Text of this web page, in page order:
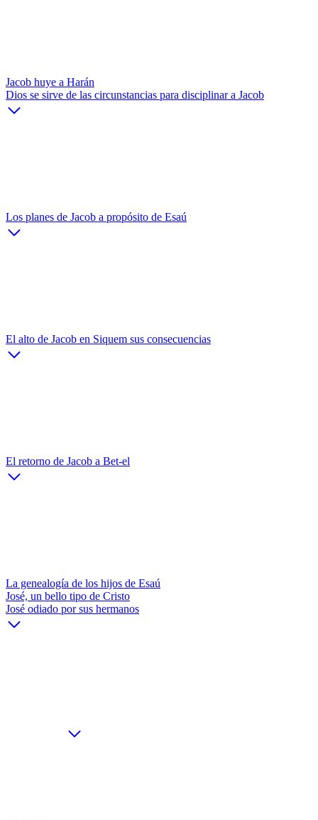
Jacob huye a Harán
Dios se sirve de las circunstancias para disciplinar a Jacob
Los planes de Jacob a propósito de Esaú
El alto de Jacob en Siquem sus consecuencias
El retorno de Jacob a Bet-el
La genealogía de los hijos de Esaú
José, un bello tipo de Cristo
José odiado por sus hermanos